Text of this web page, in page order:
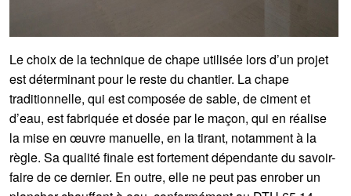
Le choix de la technique de chape utilisée lors d’un projet
est déterminant pour le reste du chantier. La chape
traditionnelle, qui est composée de sable, de ciment et
d’eau, est fabriquée et dosée par le maçon, qui en réalise
la mise en œuvre manuelle, en la tirant, notamment à la
règle. Sa qualité finale est fortement dépendante du savoir-
faire de ce dernier. En outre, elle ne peut pas enrober un